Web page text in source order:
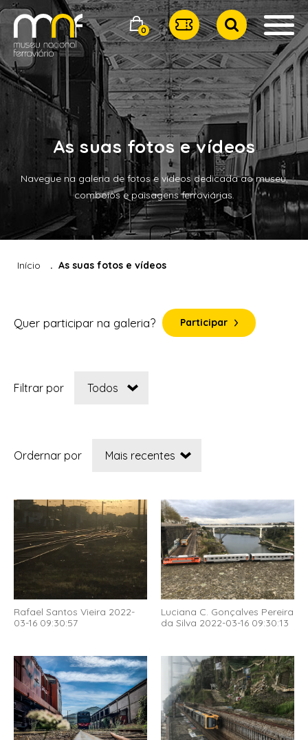
0
As suas fotos e vídeos
Navegue na galeria de fotos e vídeos dedicada ao museu,
comboios e paisagens ferroviárias.
Início As suas fotos e vídeos
Quer participar na galeria? Participar
Filtrar por
Ordernar por
Rafael Santos Vieira 2022-
03-16 09:30:57
Luciana C. Gonçalves Pereira
da Silva 2022-03-16 09:30:13